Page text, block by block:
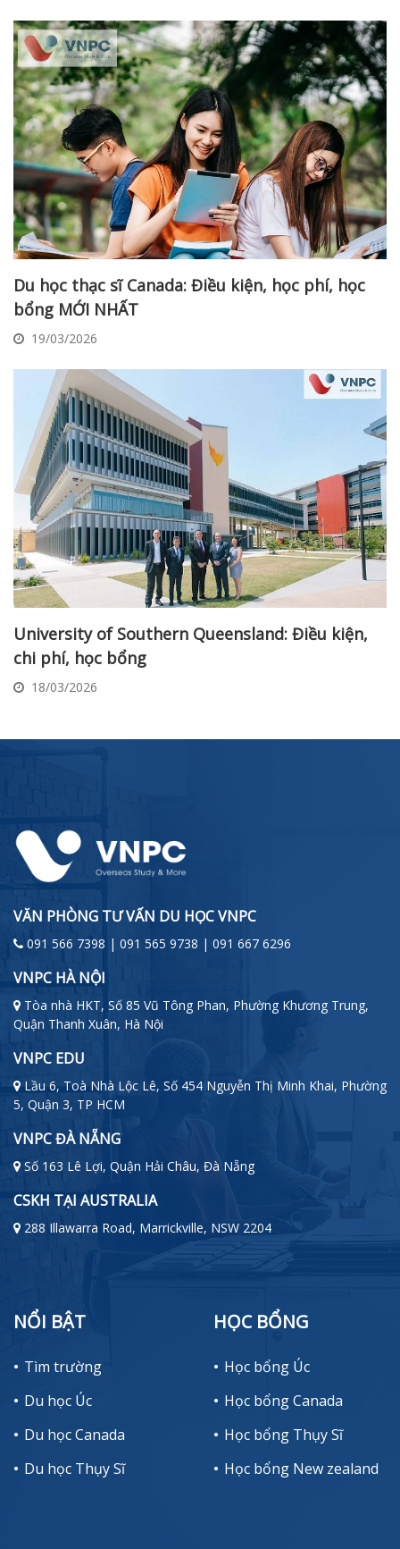
Du học thạc sĩ Canada: Điều kiện, học phí, học
bổng MỚI NHẤT
19/03/2026
University of Southern Queensland: Điều kiện,
chi phí, học bổng
18/03/2026
VĂN PHÒNG TƯ VẤN DU HỌC VNPC
091 566 7398 | 091 565 9738 | 091 667 6296
VNPC HÀ NỘI
Tòa nhà HKT, Số 85 Vũ Tông Phan, Phường Khương Trung,
Quận Thanh Xuân, Hà Nội
VNPC EDU
Lầu 6, Toà Nhà Lộc Lê, Số 454 Nguyễn Thị Minh Khai, Phường
5, Quận 3, TP HCM
VNPC ĐÀ NẴNG
Số 163 Lê Lợi, Quận Hải Châu, Đà Nẵng
CSKH TẠI AUSTRALIA
288 Illawarra Road, Marrickville, NSW 2204
NỔI BẬT
Tìm trường
Du học Úc
Du học Canada
Du học Thụy Sĩ
HỌC BỔNG
Học bổng Úc
Học bổng Canada
Học bổng Thụy Sĩ
Học bổng New zealand